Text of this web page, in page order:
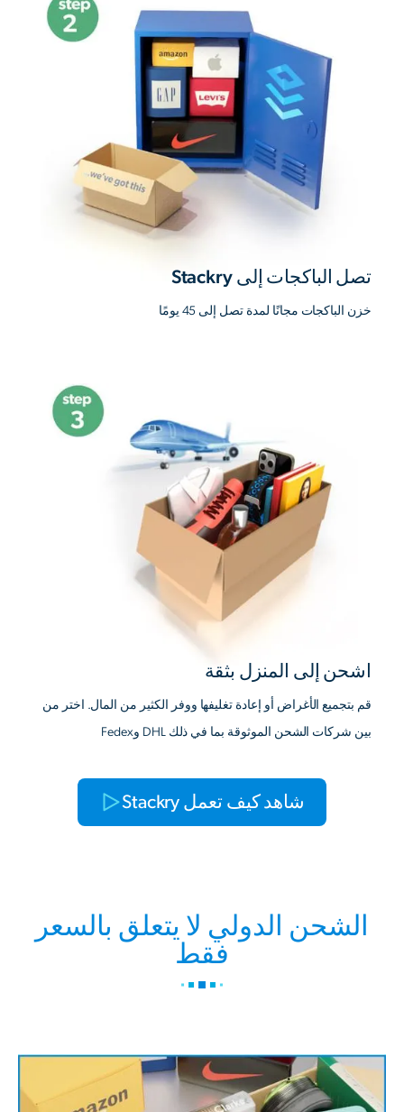
تصل الباكجات إلى Stackry
خزن الباكجات مجانًا لمدة تصل إلى 45 يومًا
اشحن إلى المنزل بثقة
قم بتجميع الأغراض أو إعادة تغليفها ووفر الكثير من المال. اختر من
بين شركات الشحن الموثوقة بما في ذلك DHL وFedex
شاهد كيف تعمل Stackry
الشحن الدولي لا يتعلق بالسعر
فقط